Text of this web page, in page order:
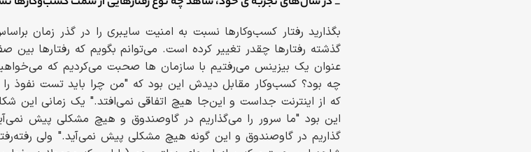
بگذارید رفتار کسب‌وکارها نسبت به امنیت سایبری را در گذر زمان
گذشته رفتارها چقدر تغییر کرده است. می‌توانم بگویم که رفتارها
عنوان یک بیزینس می‌رفتیم با سازمان ها صحبت می‌کردیم که
چه بود؟ کسب‌وکار مقابل دیدش این بود که "من چرا باید تست نفوذ
که از اینترنت جداست و این‌جا هیچ اتفاقی نمی‌افتد." یک زمانی این
این بود "ما سرور را می‌گذاریم در گاوصندوق و هیچ مشکلی پیش
گذاریم در گاوصندوق و این گونه هیچ مشکلی پیش نمی‌آید." ولی